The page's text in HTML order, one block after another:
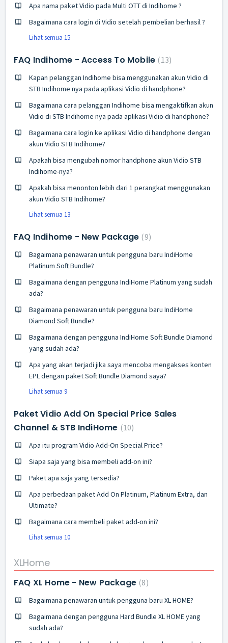
Apa nama paket Vidio pada Multi OTT di Indihome ?
Bagaimana cara login di Vidio setelah pembelian berhasil ?
Lihat semua 15
FAQ Indihome - Access To Mobile 13
Kapan pelanggan Indihome bisa menggunakan akun Vidio di
STB Indihome nya pada aplikasi Vidio di handphone?
Bagaimana cara pelanggan Indihome bisa mengaktifkan akun
Vidio di STB Indihome nya pada aplikasi Vidio di handphone?
Bagaimana cara login ke aplikasi Vidio di handphone dengan
akun Vidio STB Indihome?
Apakah bisa mengubah nomor handphone akun Vidio STB
Indihome-nya?
Apakah bisa menonton lebih dari 1 perangkat menggunakan
akun Vidio STB Indihome?
Lihat semua 13
FAQ Indihome - New Package 9
Bagaimana penawaran untuk pengguna baru IndiHome
Platinum Soft Bundle?
Bagaimana dengan pengguna IndiHome Platinum yang sudah
ada?
Bagaimana penawaran untuk pengguna baru IndiHome
Diamond Soft Bundle?
Bagaimana dengan pengguna IndiHome Soft Bundle Diamond
yang sudah ada?
Apa yang akan terjadi jika saya mencoba mengakses konten
EPL dengan paket Soft Bundle Diamond saya?
Lihat semua 9
Paket Vidio Add On Special Price Sales
Channel & STB IndiHome 10
Apa itu program Vidio Add-On Special Price?
Siapa saja yang bisa membeli add-on ini?
Paket apa saja yang tersedia?
Apa perbedaan paket Add On Platinum, Platinum Extra, dan
Ultimate?
Bagaimana cara membeli paket add-on ini?
Lihat semua 10
XLHome
FAQ XL Home - New Package 8
Bagaimana penawaran untuk pengguna baru XL HOME?
Bagaimana dengan pengguna Hard Bundle XL HOME yang
sudah ada?